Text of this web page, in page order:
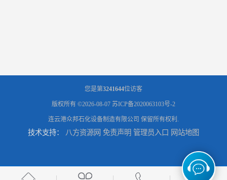
您是第3241644位访客
版权所有 ©2026-08-07 苏ICP备2020063103号-2
连云港众邦石化设备制造有限公司 保留所有权利.
技术支持： 八方资源网 免责声明 管理员入口 网站地图